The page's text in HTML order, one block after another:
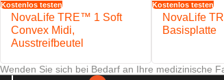
Kostenlos testen
NovaLife TRE™ 1 Soft
Convex Midi,
Ausstreifbeutel
Kostenlos testen
NovaLife
Basisplatte
Wenden Sie sich bei Bedarf an Ihre medizinische